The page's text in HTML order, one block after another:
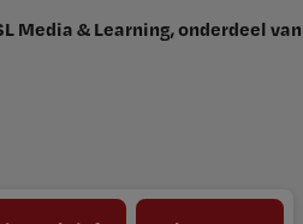
Media & Learning, onderdeel van